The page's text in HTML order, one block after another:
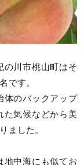
の川市桃山町はそ
です。
体のバックアップ
た気候などから美
ました。
地中海にも似てお